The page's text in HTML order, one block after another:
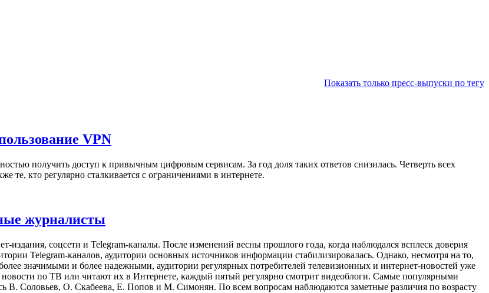
Показать только пресс-выпуски по тегу
VPN
получить доступ к привычным цифровым сервисам. За год доля таких ответов снизилась. Четверть всех
кто регулярно сталкивается с ограничениями в интернете.
журналисты
соцсети и Telegram-каналы. После изменений весны прошлого года, когда наблюдался всплеск доверия
Telegram-каналов, аудитории основных источников информации стабилизировалась. Однако, несмотря на то,
значимыми и более надежными, аудитории регулярных потребителей телевизионных и интернет-новостей уже
новости по ТВ или читают их в Интернете, каждый пятый регулярно смотрит видеоблоги. Самые популярными
В. Соловьев, О. Скабеева, Е. Попов и М. Симонян. По всем вопросам наблюдаются заметные различия по возрасту